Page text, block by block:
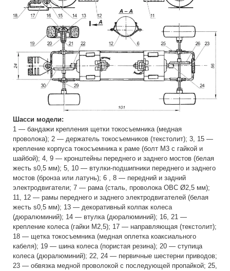
Шасси модели:
1 — бандажи крепления щетки токосъемника (медная
проволока); 2 — держатель токосъемников (текстолит); 3, 15 —
крепление корпуса токосъемника к раме (болт М3 с гайкой и
шайбой); 4, 9 — кронштейны переднего и заднего мостов (белая
жесть s0,5 мм); 5, 10 — втулки-подшипники переднего и заднего
мостов (бронза или латунь); 6 , 8 — передний и задний
электродвигатели; 7 — рама (сталь, проволока ОВС Ø2,5 мм);
11, 12 — рамы переднего и заднего электродвигателей (белая
жесть s0,5 мм); 13 — декоративный колпак колеса
(дюралюминий); 14 — втулка (дюралюминий); 16, 21 —
крепление колеса (гайки М2,5); 17 — направляющая (текстолит);
18 — щетка токосъемника (медная оплетка коаксиального
кабеля); 19 — шина колеса (пористая резина); 20 — ступица
колеса (дюралюминий); 22, 24 — первичные шестерни приводов;
23 — обвязка медной проволокой с последующей пропайкой; 25,